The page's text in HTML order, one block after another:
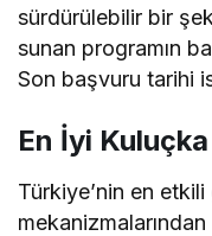
sürdürülebilir bir
sunan programın
Son başvuru tarihi
En İyi
Türkiye’nin en